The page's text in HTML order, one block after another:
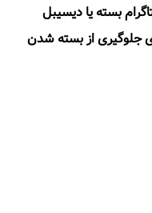
بسته یا دیسیبل
جلوگیری از بسته شدن